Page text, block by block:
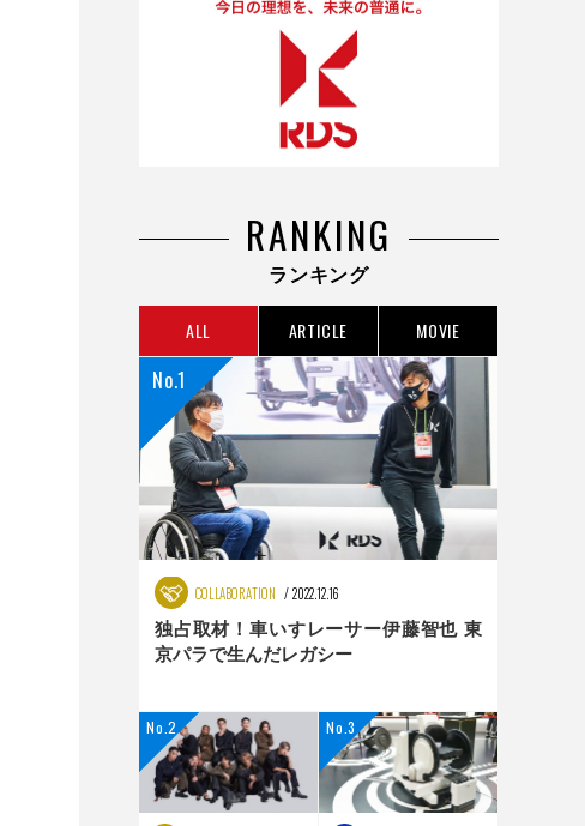
RANKING
ランキング
ALL ARTICLE MOVIE
COLLABORATION 2022.12.16
独占取材！車いすレーサー伊藤智也 東
京パラで生んだレガシー